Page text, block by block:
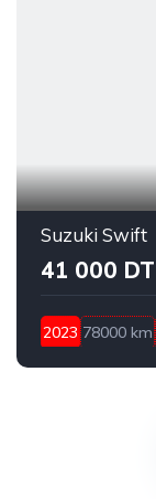
Suzuki Swift
41 000 DT
2023 78000 km
Bizerte